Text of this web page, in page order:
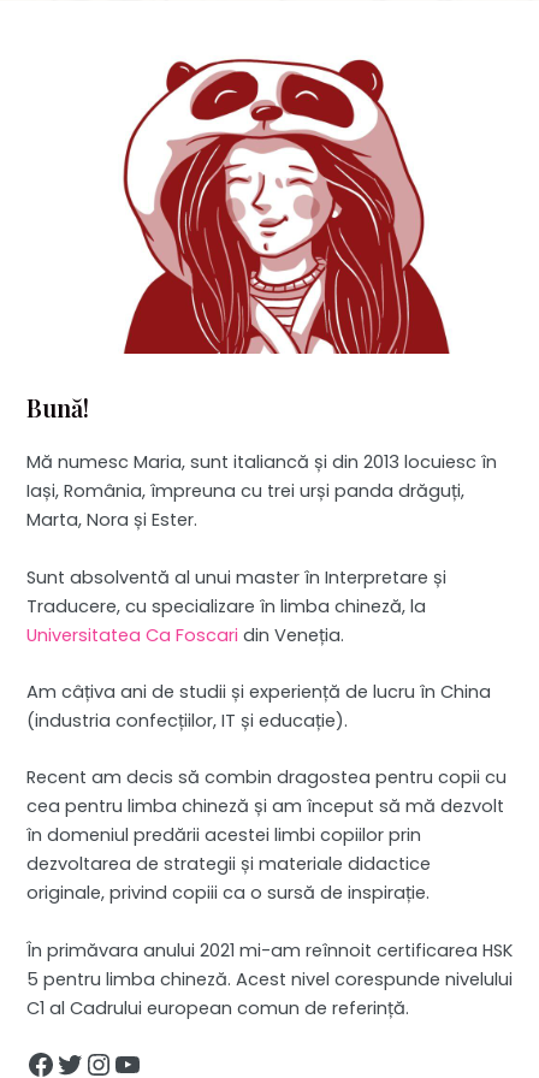
Bună!
Mă numesc Maria, sunt italiancă și din 2013 locuiesc în
Iași, România, împreuna cu trei urși panda drăguți,
Marta, Nora și Ester.
Sunt absolventă al unui master în Interpretare și
Traducere, cu specializare în limba chineză, la
Universitatea Ca Foscari din Veneția.
Am câțiva ani de studii și experiență de lucru în China
(industria confecțiilor, IT și educație).
Recent am decis să combin dragostea pentru copii cu
cea pentru limba chineză și am început să mă dezvolt
în domeniul predării acestei limbi copiilor prin
dezvoltarea de strategii și materiale didactice
originale, privind copiii ca o sursă de inspirație.
În primăvara anului 2021 mi-am reînnoit certificarea HSK
5 pentru limba chineză. Acest nivel corespunde nivelului
C1 al Cadrului european comun de referință.
Facebook Twitter InstagramYouTube